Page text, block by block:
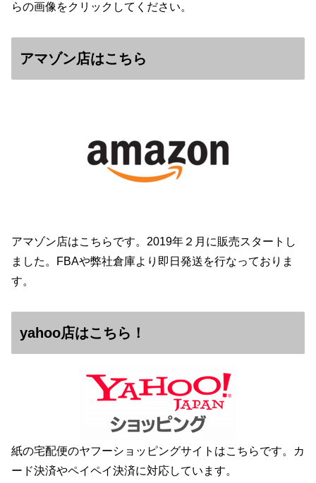
らの画像をクリックしてください。
アマゾン店はこちら
アマゾン店はこちらです。2019年２月に販売スタートし
ました。FBAや弊社倉庫より即日発送を行なっておりま
す。
yahoo店はこちら！
紙の宅配便のヤフーショッピングサイトはこちらです。カ
ード決済やペイペイ決済に対応しています。